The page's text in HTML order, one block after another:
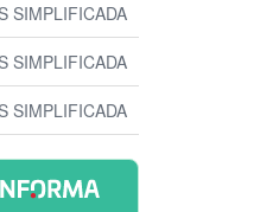
SIMPLIFICADA
SIMPLIFICADA
SIMPLIFICADA